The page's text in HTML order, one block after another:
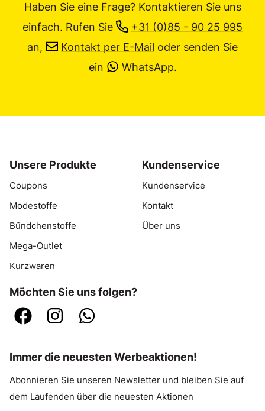
Haben Sie eine Frage? Kontaktieren Sie uns
einfach. Rufen Sie
+31 (0)85 - 90 25 995
an,
Kontakt per E-Mail oder senden Sie
ein
WhatsApp.
Unsere Produkte
Coupons
Modestoffe
Bündchenstoffe
Mega-Outlet
Kurzwaren
Kundenservice
Kundenservice
Kontakt
Über uns
Möchten Sie uns folgen?
Immer die neuesten Werbeaktionen!
Abonnieren Sie unseren Newsletter und bleiben Sie auf
dem Laufenden über die neuesten Aktionen